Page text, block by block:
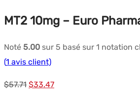
MT2 10mg – Euro
Noté 5.00 sur 5 basé sur 1 notation
(1 avis client)
$57.71 Le
$33.47Le